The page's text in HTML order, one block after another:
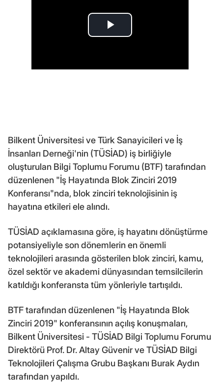
Bilkent Üniversitesi ve Türk Sanayicileri ve İş
İnsanları Derneği'nin (TÜSİAD) iş birliğiyle
oluşturulan Bilgi Toplumu Forumu (BTF) tarafından
düzenlenen "İş Hayatında Blok Zinciri 2019
Konferansı"nda, blok zinciri teknolojisinin iş
hayatına etkileri ele alındı.
TÜSİAD açıklamasına göre, iş hayatını dönüştürme
potansiyeliyle son dönemlerin en önemli
teknolojileri arasında gösterilen blok zinciri, kamu,
özel sektör ve akademi dünyasından temsilcilerin
katıldığı konferansta tüm yönleriyle tartışıldı.
BTF tarafından düzenlenen "İş Hayatında Blok
Zinciri 2019" konferansının açılış konuşmaları,
Bilkent Üniversitesi - TÜSİAD Bilgi Toplumu Forumu
Direktörü Prof. Dr. Altay Güvenir ve TÜSİAD Bilgi
Teknolojileri Çalışma Grubu Başkanı Burak Aydın
tarafından yapıldı.